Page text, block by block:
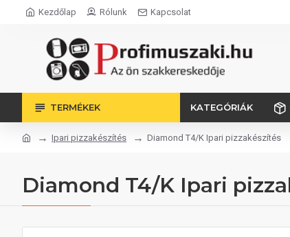
Kezdőlap Rólunk Kapcsolat
TERMÉKEK KATEGÓRIÁK
Ipari pizzakészítés Diamond T4/K Ipari pizzakészítés
Diamond T4/K Ipari